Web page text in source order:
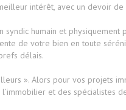
intérêt, avec un devoir
humain et physiquement
de votre bien en toute
délais.
». Alors pour vos projets
l’immobilier et des spécialistes